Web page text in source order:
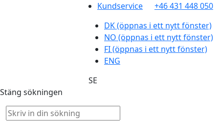
Kundservice
+46 431 448 050
DK(öppnas i ett nytt fönster)
NO (öppnas i ett nytt fönster)
FI(öppnas i ett nytt fönster)
ENG
SE
Stäng sökningen